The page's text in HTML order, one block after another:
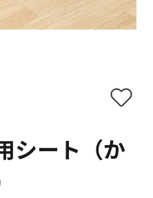
シート（か